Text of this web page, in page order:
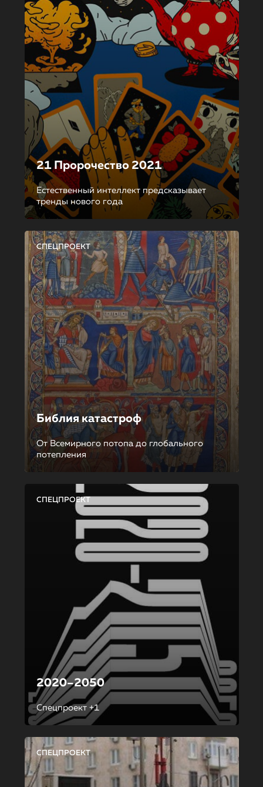
21 Пророчество 2021
Естественный интеллект предсказывает
тренды нового года
СПЕЦПРОЕКТ
Библия катастроф
От Всемирного потопа до глобального
потепления
СПЕЦПРОЕКТ
2020–2050
Спецпроект +1
СПЕЦПРОЕКТ